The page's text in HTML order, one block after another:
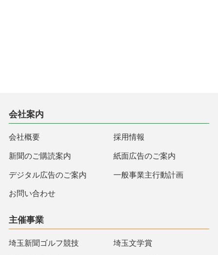
会社案内
会社概要 採用情報
新聞のご購読案内 紙面広告のご案内
デジタル広告のご案内 一般事業主行動計画
お問い合わせ
主催事業
埼玉新聞ゴルフ競技 埼玉文学賞